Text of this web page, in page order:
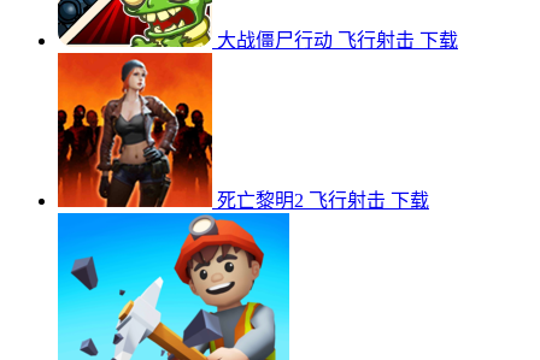
大战僵尸行动 飞行射击 下载
死亡黎明2 飞行射击 下载